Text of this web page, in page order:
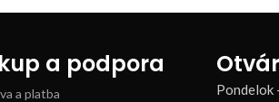
a podpora
a platba Pondelok